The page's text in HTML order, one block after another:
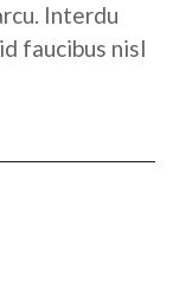
Interdu
faucibus nisl